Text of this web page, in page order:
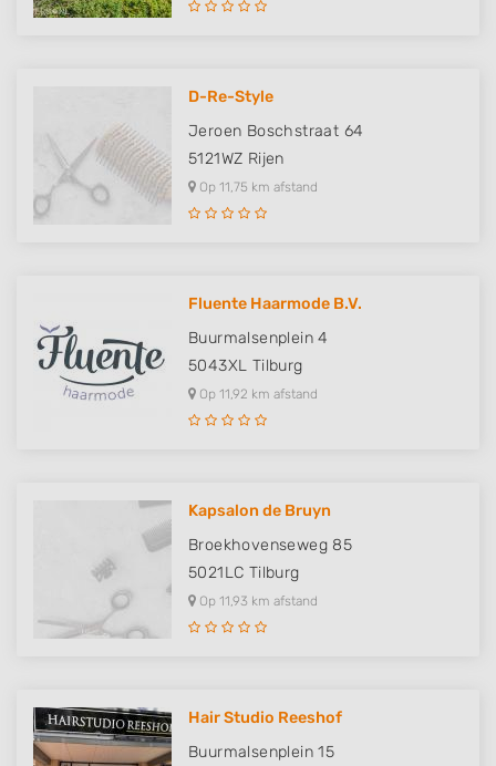
D-Re-Style
Jeroen Boschstraat 64
5121WZ Rijen
Op 11,75 km afstand
Fluente Haarmode B.V.
Buurmalsenplein 4
5043XL Tilburg
Op 11,92 km afstand
Kapsalon de Bruyn
Broekhovenseweg 85
5021LC Tilburg
Op 11,93 km afstand
Hair Studio Reeshof
Buurmalsenplein 15